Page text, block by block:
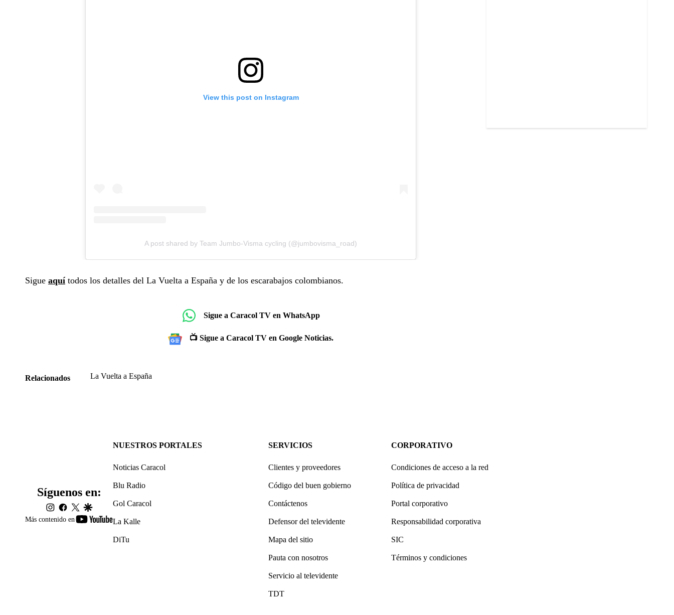
View this post on Instagram
A post shared by Team Jumbo-Visma cycling (@jumbovisma_road)
Sigue aquítodos los detalles del La Vuelta a España y de los escarabajos colombianos.
Sigue a Caracol TV en WhatsApp
📺 Sigue a Caracol TV en Google Noticias.
Relacionados La Vuelta a España
Más contenido en
youtube-
Síguenos en:
instagram
facebook
twittergoogle
NUESTROS PORTALES
Noticias Caracol
Blu Radio
Gol Caracol
La Kalle
DiTu
SERVICIOS
Clientes y proveedores
Código del buen gobierno
Contáctenos
Defensor del televidente
Mapa del sitio
Pauta con nosotros
Servicio al televidente
TDT
CORPORATIVO
Condiciones de acceso a la red
Política de privacidad
Portal corporativo
Responsabilidad corporativa
SIC
Términos y condiciones